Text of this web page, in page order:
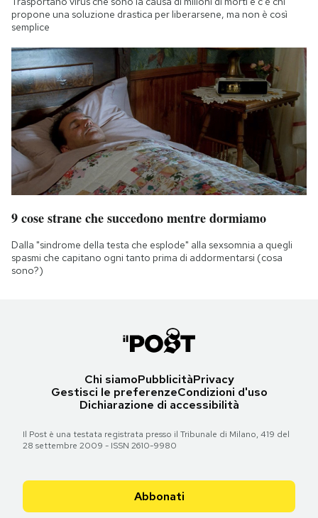
propone una soluzione drastica per liberarsene, ma non è così
semplice
9 cose strane che succedono mentre dormiamo
Dalla "sindrome della testa che esplode" alla sexsomnia a quegli
spasmi che capitano ogni tanto prima di addormentarsi (cosa
sono?)
Chi siamoPubblicitàPrivacy
Gestisci le preferenzeCondizioni d'uso
Dichiarazione di accessibilità
Il Post è una testata registrata presso il Tribunale di Milano, 419 del
28 settembre 2009 - ISSN 2610-9980
Abbonati